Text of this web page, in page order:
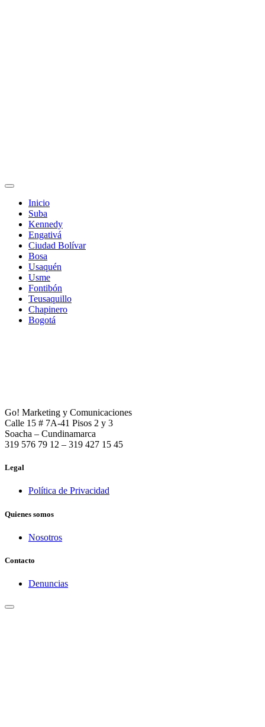
Inicio
Suba
Kennedy
Engativá
Ciudad Bolívar
Bosa
Usaquén
Usme
Fontibón
Teusaquillo
Chapinero
Bogotá
Go! Marketing y Comunicaciones
Calle 15 # 7A-41 Pisos 2 y 3
Soacha – Cundinamarca
319 576 79 12 – 319 427 15 45
Legal
Política de Privacidad
Quienes somos
Nosotros
Contacto
Denuncias